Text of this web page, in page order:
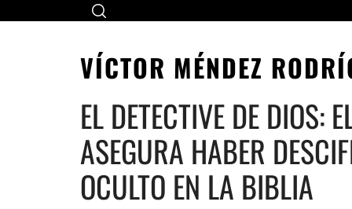
VÍCTOR MÉNDEZ
EL DETECTIVE DE DIOS:
ASEGURA HABER
OCULTO EN LA BIBLIA